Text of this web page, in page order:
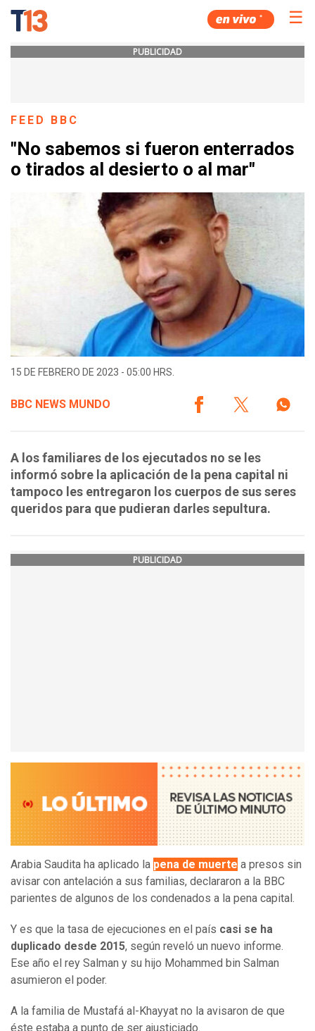
☰
PUBLICIDAD
FEED BBC
"No sabemos si fueron enterrados
o tirados al desierto o al mar"
15 DE FEBRERO DE 2023 - 05:00 HRS.
BBC NEWS MUNDO
A los familiares de los ejecutados no se les
informó sobre la aplicación de la pena capital ni
tampoco les entregaron los cuerpos de sus seres
queridos para que pudieran darles sepultura.
PUBLICIDAD
Arabia Saudita ha aplicado la pena de muerte a presos sin
avisar con antelación a sus familias, declararon a la BBC
parientes de algunos de los condenados a la pena capital.
Y es que la tasa de ejecuciones en el país casi se ha
duplicado desde 2015, según reveló un nuevo informe.
Ese año el rey Salman y su hijo Mohammed bin Salman
asumieron el poder.
A la familia de Mustafá al-Khayyat no la avisaron de que
éste estaba a punto de ser ajusticiado.